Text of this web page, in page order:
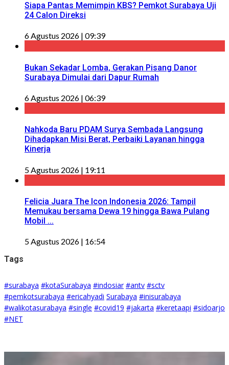
Siapa Pantas Memimpin KBS? Pemkot Surabaya Uji
24 Calon Direksi
6 Agustus 2026 | 09:39
Bukan Sekadar Lomba, Gerakan Pisang Danor
Surabaya Dimulai dari Dapur Rumah
6 Agustus 2026 | 06:39
Nahkoda Baru PDAM Surya Sembada Langsung
Dihadapkan Misi Berat, Perbaiki Layanan hingga
Kinerja
5 Agustus 2026 | 19:11
Felicia Juara The Icon Indonesia 2026: Tampil
Memukau bersama Dewa 19 hingga Bawa Pulang
Mobil ...
5 Agustus 2026 | 16:54
Tags
#surabaya #kotaSurabaya #indosiar #antv #sctv
#pemkotsurabaya #ericahyadi Surabaya #inisurabaya
#walikotasurabaya #single #covid19 #jakarta #keretaapi #sidoarjo
#NET